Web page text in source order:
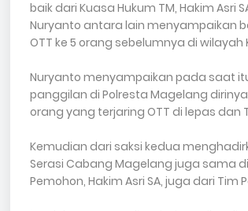
baik dari Kuasa Hukum TM, Hakim Asri
Nuryanto antara lain menyampaikan
OTT ke 5 orang sebelumnya di
Nuryanto menyampaikan pada saat
panggilan di Polresta Magelang
orang yang terjaring OTT di lepas
Kemudian dari saksi kedua
Serasi Cabang Magelang juga sama
Pemohon, Hakim Asri SA, juga dari Tim